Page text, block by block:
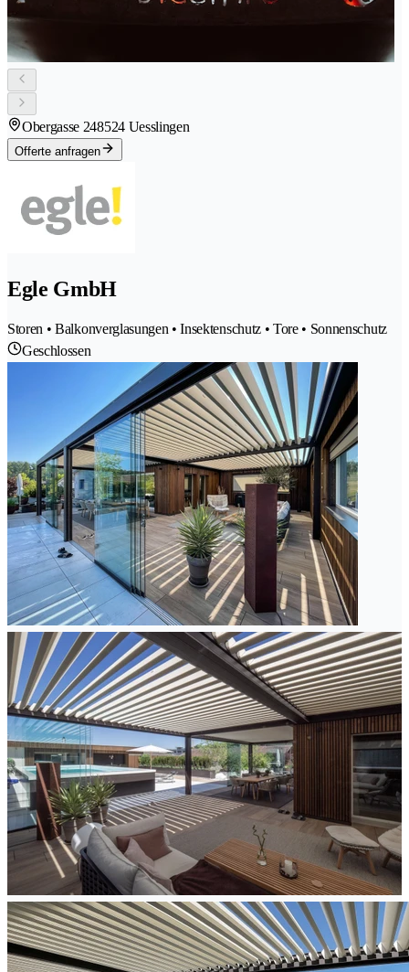
Obergasse 248524 Uesslingen
Offerte anfragen
Egle GmbH
Storen • Balkonverglasungen • Insektenschutz • Tore • Sonnenschutz
Geschlossen